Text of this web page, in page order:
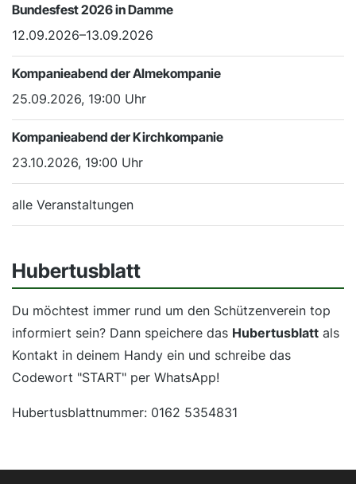
Bundesfest 2026 in Damme
12.09.2026–13.09.2026
Kompanieabend der Almekompanie
25.09.2026, 19:00 Uhr
Kompanieabend der Kirchkompanie
23.10.2026, 19:00 Uhr
alle Veranstaltungen
Hubertusblatt
Du möchtest immer rund um den Schützenverein top
informiert sein? Dann speichere das Hubertusblatt als
Kontakt in deinem Handy ein und schreibe das
Codewort "START" per WhatsApp!
Hubertusblattnummer: 0162 5354831